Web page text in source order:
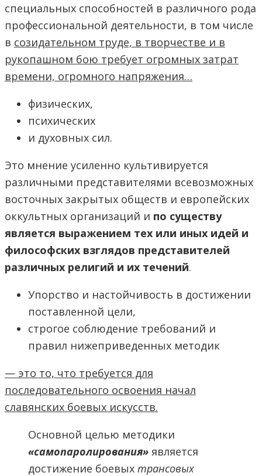
специальных способностей в различного рода
профессиональной деятельности, в том числе
в созидательном труде, в творчестве и в
рукопашном бою требует огромных затрат
времени, огромного напряжения…
физических,
психических
и духовных сил.
Это мнение усиленно культивируется
различными представителями всевозможных
восточных закрытых обществ и европейских
оккультных организаций и по существу
является выражением тех или иных идей и
философских взглядов представителей
различных религий и их течений.
Упорство и настойчивость в достижении
поставленной цели,
строгое соблюдение требований и
правил нижеприведенных методик
— это то, что требуется для
последовательного освоения начал
славянских боевых искусств.
Основной целью методики
«самопаролирования» является
достижение боевых трансовых